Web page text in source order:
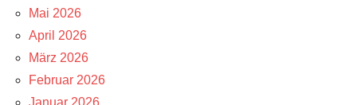
Mai 2026
April 2026
März 2026
Februar 2026